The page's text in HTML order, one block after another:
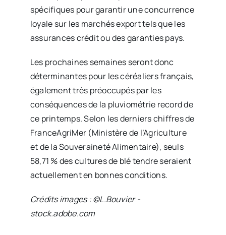
spécifiques pour garantir une concurrence
loyale sur les marchés export tels que les
assurances crédit ou des garanties pays.
Les prochaines semaines seront donc
déterminantes pour les céréaliers français,
également très préoccupés par les
conséquences de la pluviométrie record de
ce printemps. Selon les derniers chiffres de
FranceAgriMer (Ministère de l’Agriculture
et de la Souveraineté Alimentaire), seuls
58,71 % des cultures de blé tendre seraient
actuellement en bonnes conditions.
Crédits images : ©L.Bouvier -
stock.adobe.com